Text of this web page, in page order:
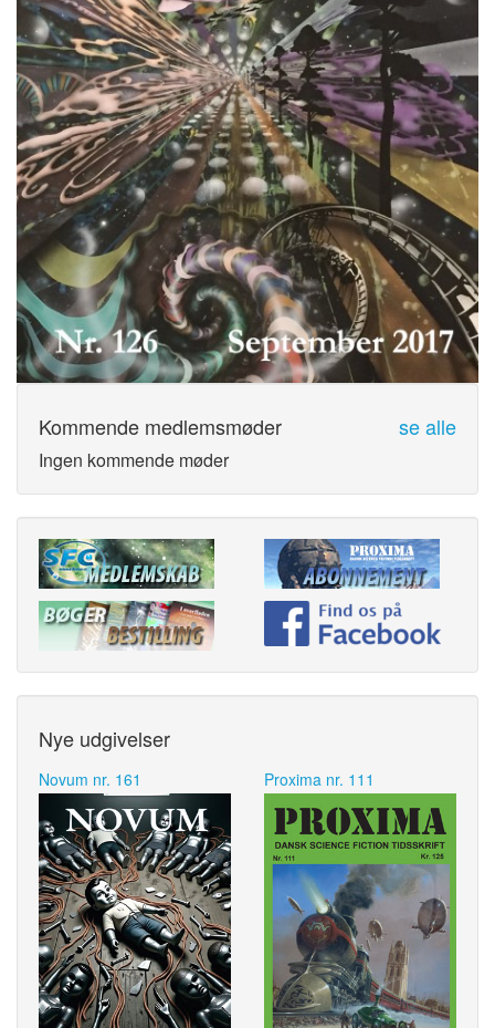
Kommende medlemsmøder se alle
Ingen kommende møder
Nye udgivelser
Novum nr. 161 Proxima nr. 111